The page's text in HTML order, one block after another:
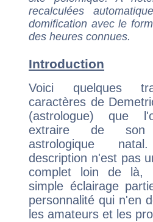
recalculées
domification avec le
des heures connues.
Introduction
Voici quelques
caractères de
(astrologue) que
extraire de son
astrologique
description n'est pas
complet loin de là,
simple éclairage
personnalité qui n'en
les amateurs et les